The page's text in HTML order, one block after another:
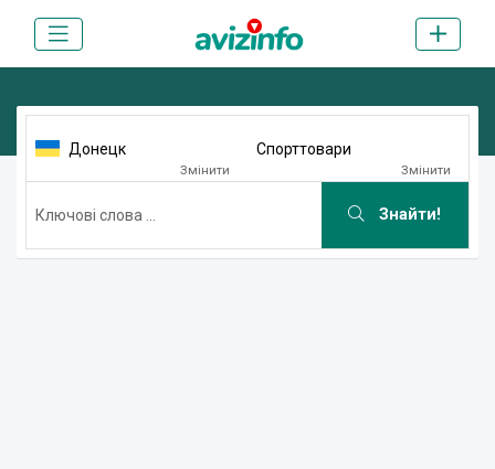
Донецк
Змінити
Спорттовари
Змінити
Знайти!